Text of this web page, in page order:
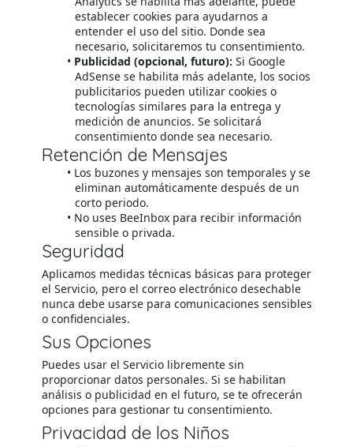
establecer cookies para ayudarnos a
entender el uso del sitio. Donde sea
necesario, solicitaremos tu consentimiento.
Publicidad (opcional, futuro): Si Google
AdSense se habilita más adelante, los socios
publicitarios pueden utilizar cookies o
tecnologías similares para la entrega y
medición de anuncios. Se solicitará
consentimiento donde sea necesario.
Retención de Mensajes
Los buzones y mensajes son temporales y se
eliminan automáticamente después de un
corto periodo.
No uses BeeInbox para recibir información
sensible o privada.
Seguridad
Aplicamos medidas técnicas básicas para proteger
el Servicio, pero el correo electrónico desechable
nunca debe usarse para comunicaciones sensibles
o confidenciales.
Sus Opciones
Puedes usar el Servicio libremente sin
proporcionar datos personales. Si se habilitan
análisis o publicidad en el futuro, se te ofrecerán
opciones para gestionar tu consentimiento.
Privacidad de los Niños